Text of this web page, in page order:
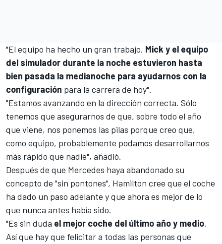
"El equipo ha hecho un gran trabajo. Mick y el equipo
del simulador durante la noche estuvieron hasta
bien pasada la medianoche para ayudarnos con la
configuración para la carrera de hoy".
"Estamos avanzando en la dirección correcta. Sólo
tenemos que asegurarnos de que, sobre todo el año
que viene, nos ponemos las pilas porque creo que,
como equipo, probablemente podamos desarrollarnos
más rápido que nadie", añadió.
Después de que Mercedes haya abandonado su
concepto de "sin pontones", Hamilton cree que el coche
ha dado un paso adelante y que ahora es mejor de lo
que nunca antes había sido.
"Es sin duda el mejor coche del último año y medio.
Así que hay que felicitar a todas las personas que